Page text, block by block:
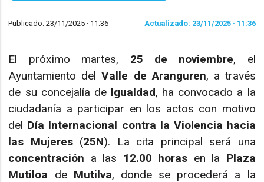
Publicado: 23/11/2025 · 11:36 Actualizado: 23/11/2025 · 11:36
El próximo martes, 25 de noviembre, el
Ayuntamiento delValle de Aranguren, a través
de su concejalía de Igualdad, ha convocado a la
ciudadanía a participar en los actos con motivo
del Día Internacional contra la Violencia hacia
las Mujeres(25N). La cita principal será una
concentración a las 12.00 horas en la Plaza
Mutiloa de Mutilva, donde se procederá a la